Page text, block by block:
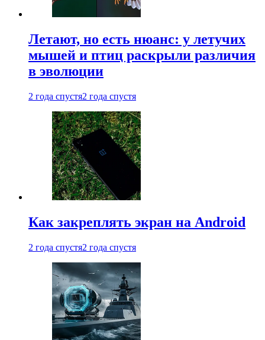
Летают, но есть нюанс: у летучих
мышей и птиц раскрыли различия
в эволюции
2 года спустя2 года спустя
Как закреплять экран на Android
2 года спустя2 года спустя